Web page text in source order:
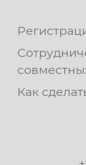
Как